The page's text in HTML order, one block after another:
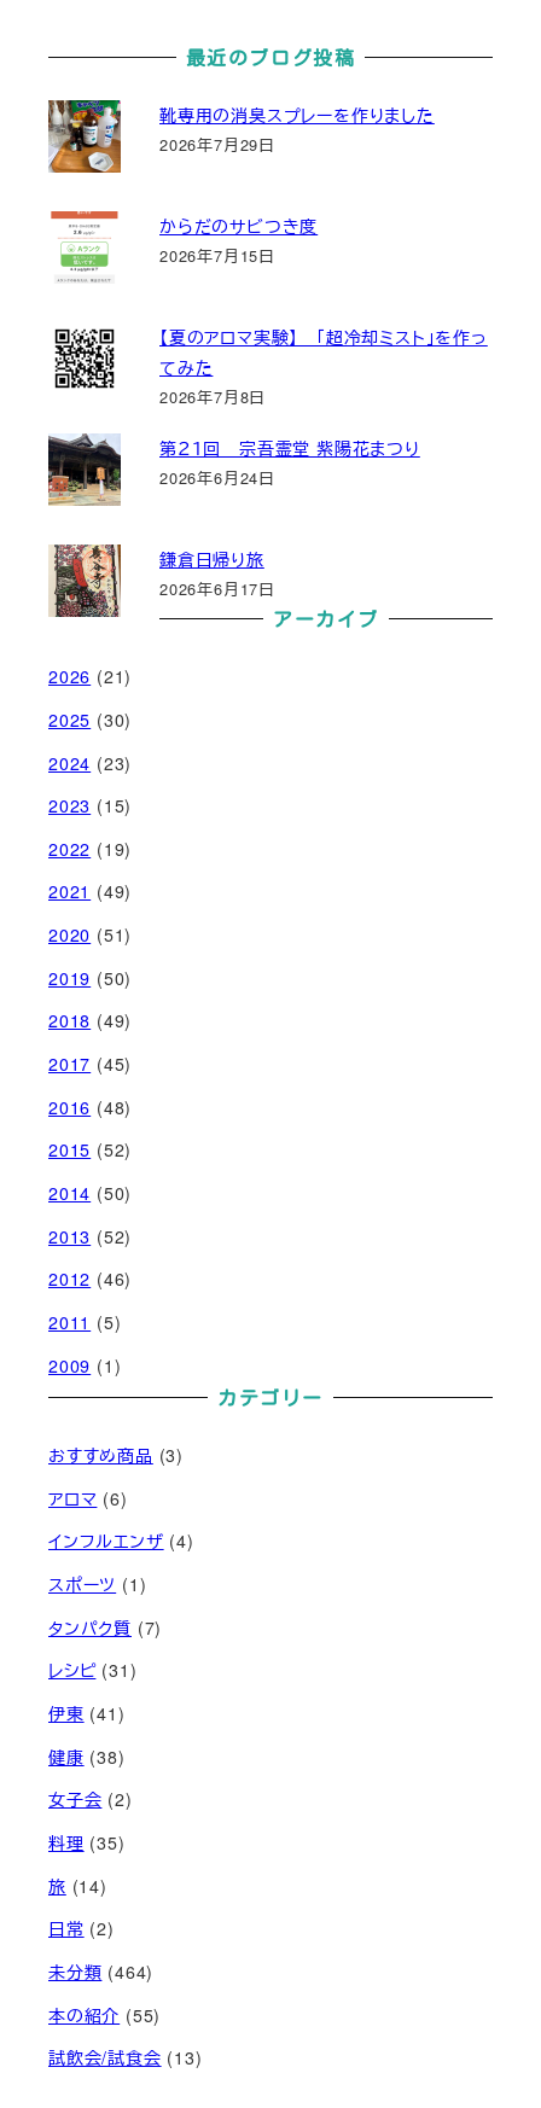
最近のブログ投稿
靴専用の消臭スプレーを作りました
2026年7月29日
からだのサビつき度
2026年7月15日
【夏のアロマ実験】 「超冷却ミスト」を作っ
てみた
2026年7月8日
第２１回 宗吾霊堂 紫陽花まつり
2026年6月24日
鎌倉日帰り旅
2026年6月17日
アーカイブ
2026 (21)
2025 (30)
2024 (23)
2023 (15)
2022 (19)
2021 (49)
2020 (51)
2019 (50)
2018 (49)
2017 (45)
2016 (48)
2015 (52)
2014 (50)
2013 (52)
2012 (46)
2011 (5)
2009 (1)
カテゴリー
おすすめ商品 (3)
アロマ (6)
インフルエンザ (4)
スポーツ (1)
タンパク質 (7)
レシピ(31)
伊東 (41)
健康 (38)
女子会 (2)
料理 (35)
旅 (14)
日常 (2)
未分類 (464)
本の紹介 (55)
試飲会/試食会 (13)